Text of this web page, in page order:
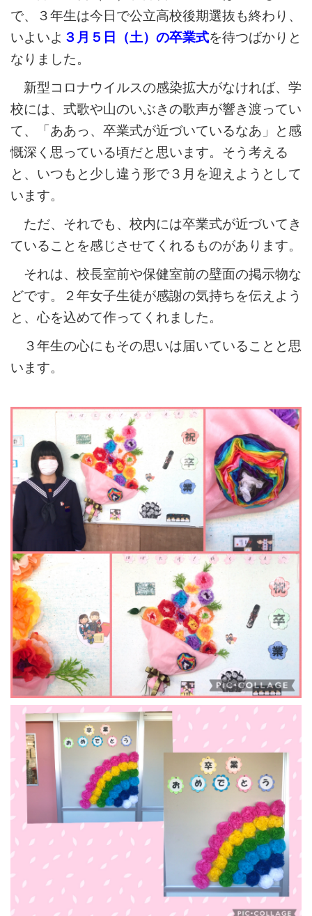
で、３年生は今日で公立高校後期選抜も終わり、
いよいよ ３月５日（土）の卒業式を待つばかりと
なりました。
新型コロナウイルスの感染拡大がなければ、学
校には、式歌や山のいぶきの歌声が響き渡ってい
て、「ああっ、卒業式が近づいているなあ」と感
慨深く思っている頃だと思います。そう考える
と、いつもと少し違う形で３月を迎えようとして
います。
ただ、それでも、校内には卒業式が近づいてき
ていることを感じさせてくれるものがあります。
それは、校長室前や保健室前の壁面の掲示物な
どです。２年女子生徒が感謝の気持ちを伝えよう
と、心を込めて作ってくれました。
３年生の心にもその思いは届いていることと思
います。